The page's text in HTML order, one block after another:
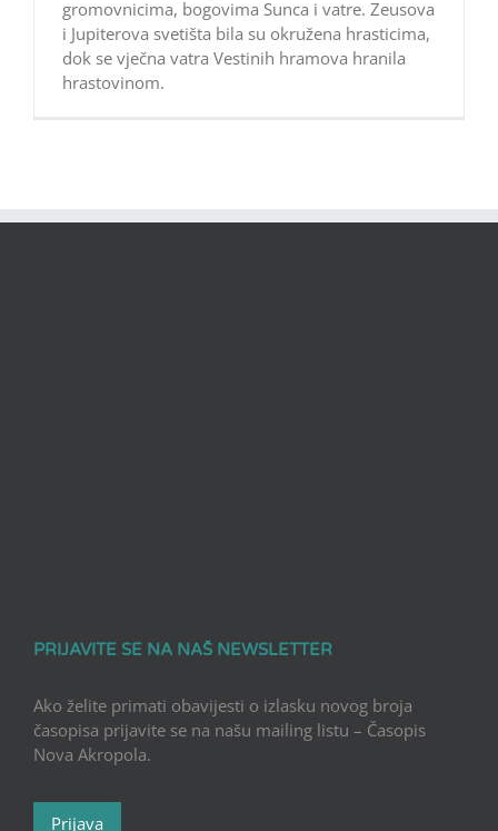
gromovnicima, bogovima Sunca i vatre. Zeusova
i Jupiterova svetišta bila su okružena hrasticima,
dok se vječna vatra Vestinih hramova hranila
hrastovinom.
PRIJAVITE SE NA NAŠ NEWSLETTER
Ako želite primati obavijesti o izlasku novog broja
časopisa prijavite se na našu mailing listu – Časopis
Nova Akropola.
Prijava